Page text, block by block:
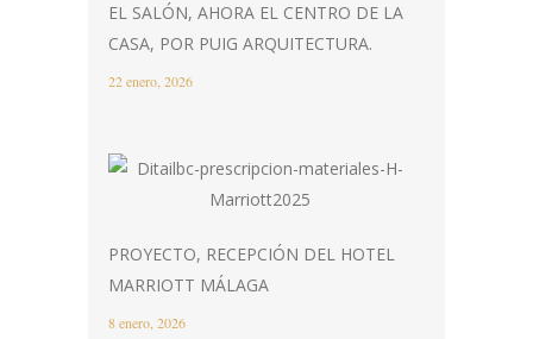
EL SALÓN, AHORA EL CENTRO DE LA
CASA, POR PUIG ARQUITECTURA.
22 enero, 2026
PROYECTO, RECEPCIÓN DEL HOTEL
MARRIOTT MÁLAGA
8 enero, 2026